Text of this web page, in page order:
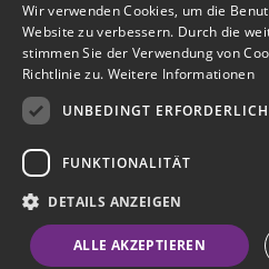
Barrierefreiheit
Barriere melden
e
m
K
n
Kontrastmodus
Hilfe
eigenes
Vertrag
Wir verwenden Cookies, um die
Website zu verbessern. Durch die
stimmen Sie der Verwendung von
Richtlinie zu. Weitere Informationen
UNBEDINGT ERFORDERLICH
FUNKTIONALITÄT
DETAILS ANZEIGEN
ALLE AKZEPTIEREN